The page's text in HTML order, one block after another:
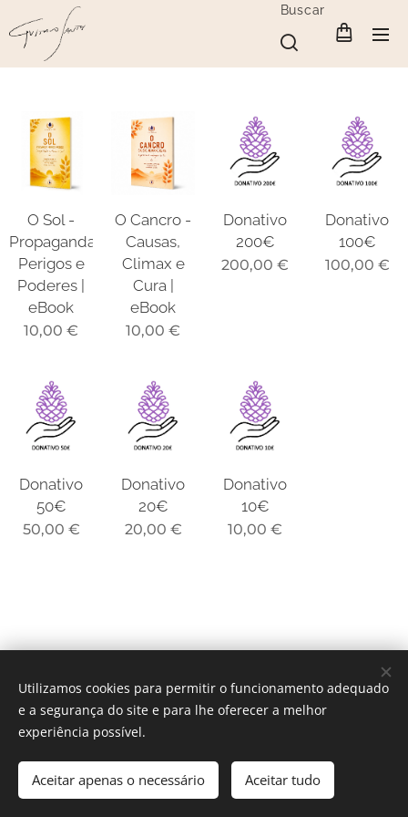
Buscar
O Sol -
Propagandas,
Perigos e
Poderes |
eBook
10,00 €
O Cancro -
Causas,
Climax e
Cura |
eBook
10,00 €
Donativo
200€
200,00 €
Donativo
100€
100,00 €
Donativo
50€
50,00 €
Donativo
20€
20,00 €
Donativo
10€
10,00 €
Cookies
Utilizamos cookies para permitir o funcionamento adequado
e a segurança do site e para lhe oferecer a melhor
experiência possível.
Aceitar apenas o necessário Aceitar tudo